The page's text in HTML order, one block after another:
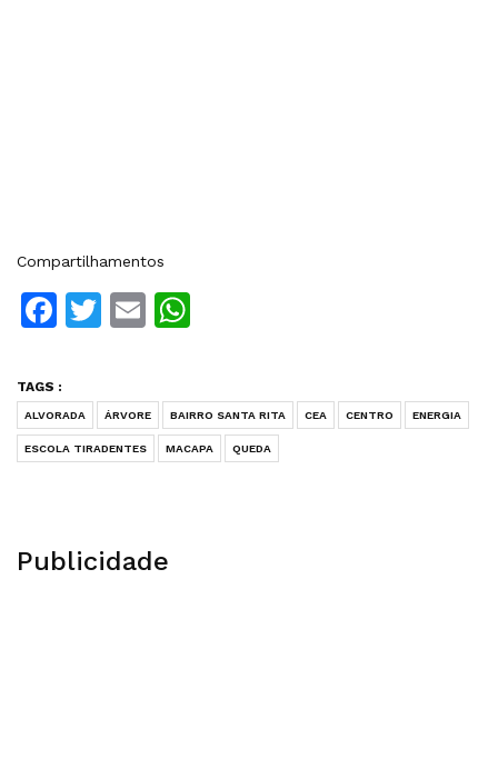
Compartilhamentos
Facebook
Twitter
Email
TAGS :
ALVORADA ÁRVORE BAIRRO SANTA RITA CEA CENTRO ENERGIA
ESCOLA TIRADENTES MACAPA QUEDA
Publicidade